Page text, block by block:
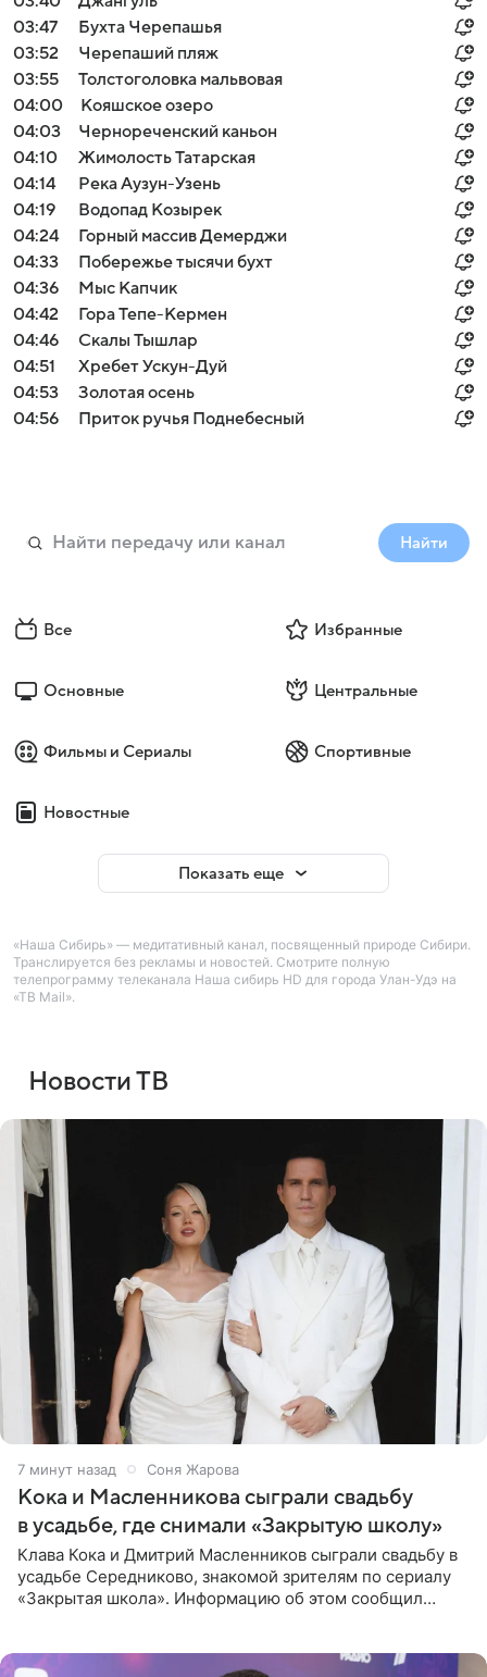
03:47
Бухта Черепашья
03:52
Черепаший пляж
03:55
Толстоголовка мальвовая
04:00
Кояшское озеро
04:03
Чернореченский каньон
04:10
Жимолость Татарская
04:14
Река Аузун-Узень
04:19
Водопад Козырек
04:24
Горный массив Демерджи
04:33
Побережье тысячи бухт
04:36
Мыс Капчик
04:42
Гора Тепе-Кермен
04:46
Скалы Тышлар
04:51
Хребет Ускун-Дуй
04:53
Золотая осень
04:56
Приток ручья Поднебесный
Найти
Все Избранные
Основные Центральные
Фильмы и Сериалы Спортивные
Новостные
Показать еще
«Наша Сибирь» — медитативный канал, посвященный природе Сибири.
Транслируется без рекламы и новостей. Смотрите полную
телепрограмму телеканала Наша сибирь HD для города Улан-Удэ на
«ТВ Mail».
Новости ТВ
7 минут назад Соня Жарова
Кока и Масленникова сыграли свадьбу
в усадьбе, где снимали «Закрытую школу»
Клава Кока и Дмитрий Масленников сыграли свадьбу в
усадьбе Середниково, знакомой зрителям по сериалу
«Закрытая школа». Информацию об этом сообщил